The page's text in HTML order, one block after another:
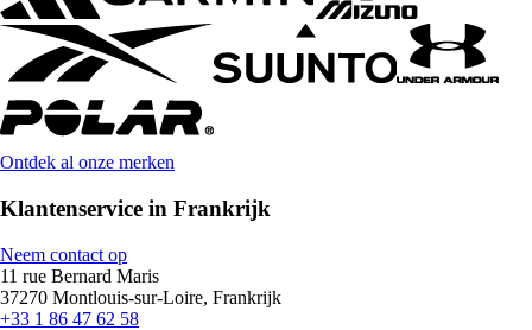
Ontdek al onze merken
Klantenservice in Frankrijk
Neem contact op
11 rue Bernard Maris
37270 Montlouis-sur-Loire, Frankrijk
+33 1 86 47 62 58